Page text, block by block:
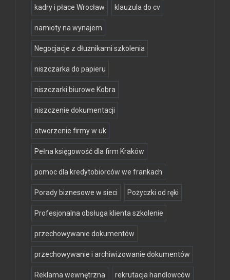
kadry i płace Wrocław klauzula do cv
namioty na wynajem
Negocjacje z dłużnikami szkolenia
niszczarka do papieru
niszczarki biurowe Kobra
niszczenie dokumentacji
otworzenie firmy w uk
Pełna księgowość dla firm Kraków
pomoc dla kredytobiorców we frankach
Porady biznesowe w sieci Pożyczki od ręki
Profesjonalna obsługa klienta szkolenie
przechowywanie dokumentów
przechowywanie i archiwizowanie dokumentów
Reklama wewnętrzna rekrutacja handlowców